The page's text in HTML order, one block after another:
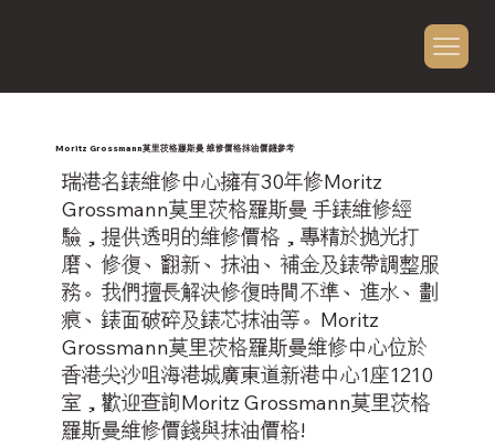
Moritz Grossmann莫里茨格羅斯曼 維修價格抹油價錢參考
瑞港名錶維修中心擁有30年修Moritz
Grossmann莫里茨格羅斯曼 手錶維修經
驗，提供透明的維修價格，專精於拋光打
磨、修復、翻新、抹油、補金及錶帶調整服
務。我們擅長解決修復時間不準、進水、劃
痕、錶面破碎及錶芯抹油等。Moritz
Grossmann莫里茨格羅斯曼維修中心位於
香港尖沙咀海港城廣東道新港中心1座1210
室，歡迎查詢Moritz Grossmann莫里茨格
羅斯曼維修價錢與抹油價格!